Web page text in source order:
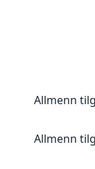
Allmenn
Allmenn